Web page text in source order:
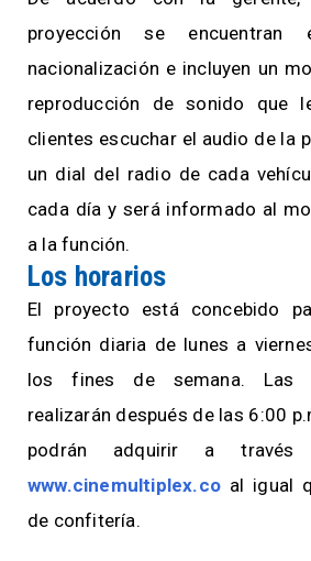
proyección se
nacionalización e incluyen un
reproducción de sonido que
clientes escuchar el audio de la
un dial del radio de cada
cada día y será informado al
a la función.
Los horarios
El proyecto está concebido
función diaria de lunes a
los fines de semana. Las
realizarán después de las 6:00
podrán adquirir a
www.cinemultiplex.co al igual
de confitería.